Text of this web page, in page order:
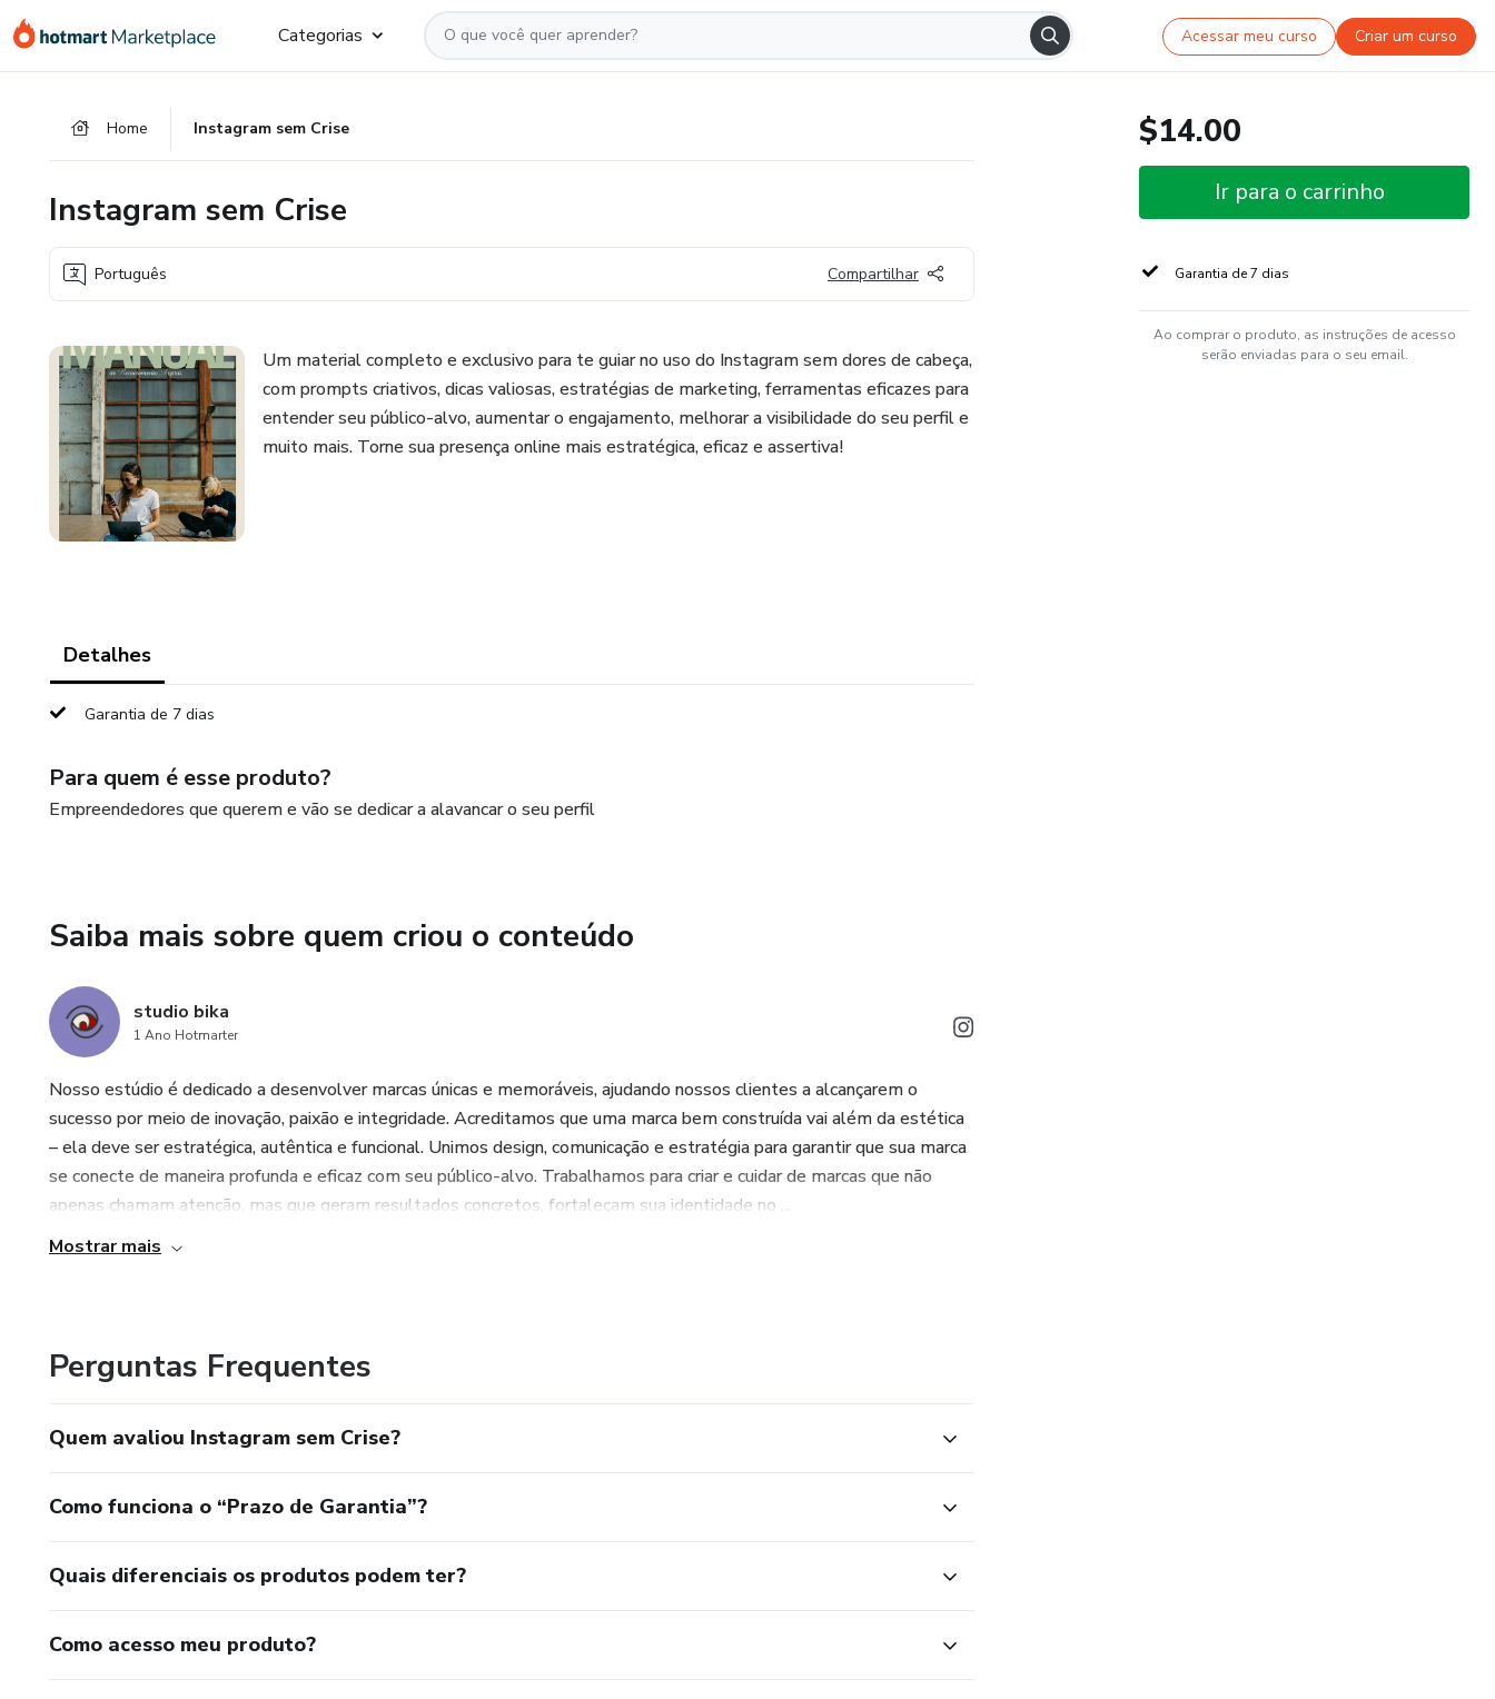
para
para
para
Categorias Acessar meu curso Criar um curso
Home Instagram sem Crise
Instagram sem Crise
Português Compartilhar
Um material completo e exclusivo para te guiar no uso do Instagram sem dores de cabeça,
com prompts criativos, dicas valiosas, estratégias de marketing, ferramentas eficazes para
entender seu público-alvo, aumentar o engajamento, melhorar a visibilidade do seu perfil e
muito mais. Torne sua presença online mais estratégica, eficaz e assertiva!
Detalhes
Garantia de 7 dias
Para quem é esse produto?
Empreendedores que querem e vão se dedicar a alavancar o seu perfil
Saiba mais sobre quem criou o conteúdo
studio bika
1 Ano Hotmarter
Nosso estúdio é dedicado a desenvolver marcas únicas e memoráveis, ajudando nossos clientes a alcançarem o
sucesso por meio de inovação, paixão e integridade. Acreditamos que uma marca bem construída vai além da estética
– ela deve ser estratégica, autêntica e funcional. Unimos design, comunicação e estratégia para garantir que sua marca
se conecte de maneira profunda e eficaz com seu público-alvo. Trabalhamos para criar e cuidar de marcas que não
apenas chamam atenção, mas que geram resultados concretos, fortaleçam sua identidade no ...
Mostrar mais
Perguntas Frequentes
Quem avaliou Instagram sem Crise?
Como funciona o “Prazo de Garantia”?
Quais diferenciais os produtos podem ter?
Como acesso meu produto?
$14.00
Ir para o carrinho
Garantia de 7 dias
Ao comprar o produto, as instruções de acesso
serão enviadas para o seu email.